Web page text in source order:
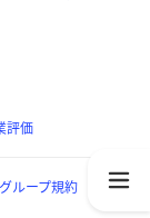
評価
グループ規約